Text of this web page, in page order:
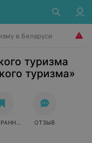
в Беларуси
туризма
туризма»
ОТЗЫВ